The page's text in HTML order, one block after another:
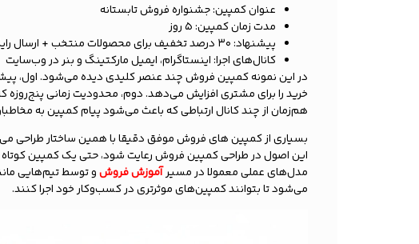
عنوان کمپین: جشنواره فروش تابستانه
مدت زمان کمپین: ۵ روز
پیشنهاد: ۳۰ درصد تخفیف برای محصولات منتخب + ارسال رایگان
کانال‌های اجرا: اینستاگرام، ایمیل مارکتینگ و بنر در وب‌سایت
در این نمونه کمپین فروش چند عنصر کلیدی دیده می‌شود. اول،
خرید را برای مشتری افزایش می‌دهد. دوم، محدودیت زمانی
هم‌زمان از چند کانال ارتباطی که باعث می‌شود پیام کمپین به
بسیاری از کمپین های فروش موفق دقیقا با همین ساختار طراحی
این اصول در طراحی کمپین فروش رعایت شود، حتی یک کمپین کوتاه
مدل‌های عملی معمولا در مسیرآموزش فروشو توسط تیم‌هایی
می‌شود تا بتوانند کمپین‌های موثرتری در کسب‌وکار خود اجرا کنند.